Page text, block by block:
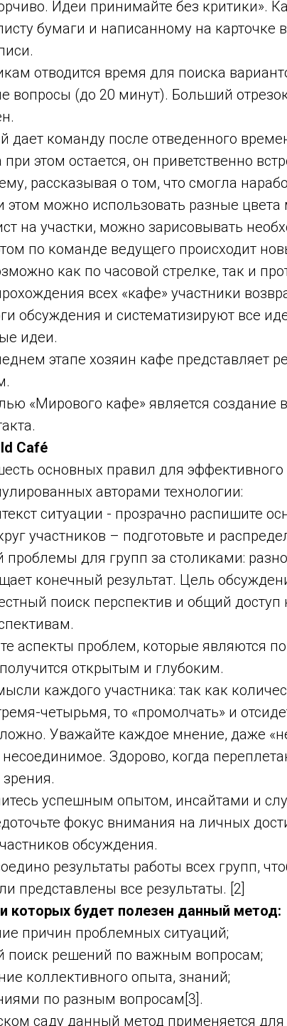
Идеи принимайте без критики».
бумаги и написанному на карточке
отводится время для поиска
вопросы (до 20 минут). Больший
команду после отведенного
при этом остается, он приветственно
рассказывая о том, что смогла
этом можно использовать разные
на участки, можно зарисовывать
по команде ведущего происходит
как по часовой стрелке, так и
всех «кафе» участники
обсуждения и систематизируют все
идеи.
этапе хозяин кафе представляет
«Мирового кафе» является создание
Café
основных правил для
авторами технологии:
ситуации - прозрачно распишите
участников – подготовьте и
для групп за столиками:
конечный результат. Цель
поиск перспектив и общий доступ
те аспекты проблем, которые являются
открытым и глубоким.
каждого участника: так как
четырьмя, то «промолчать» и
Уважайте каждое мнение, даже
Здорово, когда
успешным опытом, инсайтами и
фокус внимания на личных
обсуждения.
результаты работы всех групп,
представлены все результаты. [2]
которых будет полезен данный метод:
причин проблемных ситуаций;
поиск решений по важным вопросам;
коллективного опыта, знаний;
по разным вопросам[3].
саду данный метод применяется